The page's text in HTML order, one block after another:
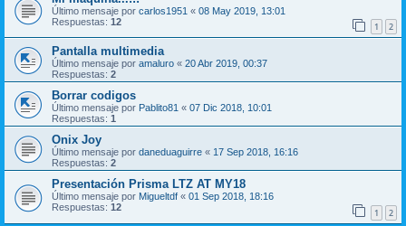
Último mensaje por carlos1951 « 08 May 2019, 13:01
Respuestas: 12 1 2
Pantalla multimedia
Último mensaje por amaluro « 20 Abr 2019, 00:37
Respuestas: 2
Borrar codigos
Último mensaje por Pablito81 « 07 Dic 2018, 10:01
Respuestas: 1
Onix Joy
Último mensaje por daneduaguirre « 17 Sep 2018, 16:16
Respuestas: 2
Presentación Prisma LTZ AT MY18
Último mensaje por Migueltdf « 01 Sep 2018, 18:16
Respuestas: 12 1 2